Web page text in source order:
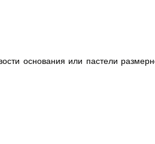
основания или пастели